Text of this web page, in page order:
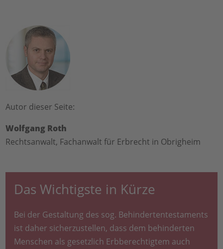
Autor dieser Seite:
Wolfgang Roth
Rechtsanwalt, Fachanwalt für Erbrecht in Obrigheim
Das Wichtigste in Kürze
Bei der Gestaltung des sog. Behindertentestaments
ist daher sicherzustellen, dass dem behinderten
Menschen als gesetzlich Erbberechtigtem auch